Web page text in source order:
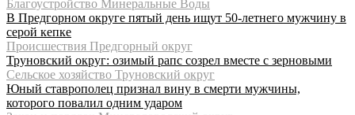
Благоустройство Минеральные Воды
В Предгорном округе пятый день ищут 50-летнего мужчину в
серой кепке
Происшествия Предгорный округ
Труновский округ: озимый рапс созрел вместе с зерновыми
Сельское хозяйство Труновский округ
Юный ставрополец признал вину в смерти мужчины,
которого повалил одним ударом